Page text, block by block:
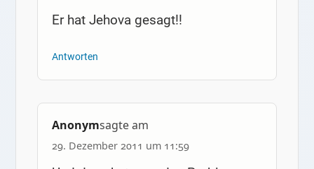
Er hat Jehova gesagt!!
Antworten
Anonymsagte am
29. Dezember 2011 um 11:59